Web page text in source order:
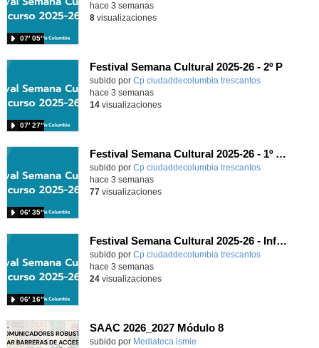
07′ 05″
hace 3 semanas
8visualizaciones
Festival Semana Cultural 2025-26 - 2º P
subido por Cp ciudaddecolumbia trescantos
07′ 27″
-
hace 3 semanas
14visualizaciones
Festival Semana Cultural 2025-26 - 1º Primaria
subido por Cp ciudaddecolumbia trescantos
06′ 35″
-
hace 3 semanas
77visualizaciones
Festival Semana Cultural 2025-26 - Infantil
subido por Cp ciudaddecolumbia trescantos
06′ 16″
-
hace 3 semanas
24visualizaciones
SAAC 2026_2027 Módulo 8
subido por Mediateca ismie